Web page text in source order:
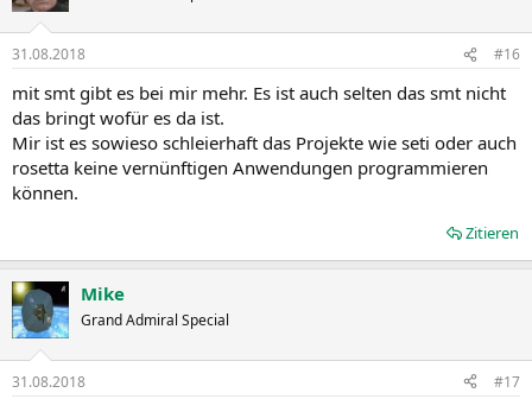
31.08.2018 #16
mit smt gibt es bei mir mehr. Es ist auch selten das smt nicht
das bringt wofür es da ist.
Mir ist es sowieso schleierhaft das Projekte wie seti oder auch
rosetta keine vernünftigen Anwendungen programmieren
können.
Zitieren
Mike
Grand Admiral Special
31.08.2018 #17